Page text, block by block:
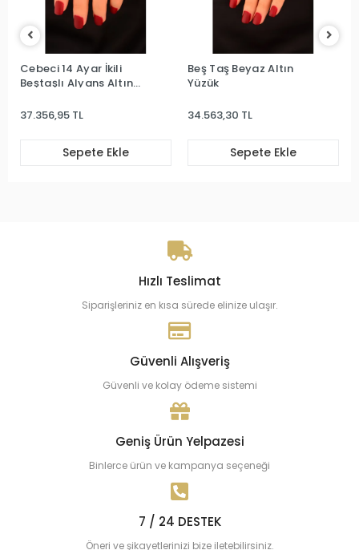
Cebeci 14 Ayar İkili
Beştaşlı Alyans Altın
37.356,95 TL
Sepete Ekle
Beş Taş Beyaz Altın
Yüzük
34.563,30 TL
Sepete Ekle
Hızlı Teslimat
Siparişleriniz en kısa sürede elinize ulaşır.
Güvenli Alışveriş
Güvenli ve kolay ödeme sistemi
Geniş Ürün Yelpazesi
Binlerce ürün ve kampanya seçeneği
7 / 24 DESTEK
Öneri ve şikayetlerinizi bize iletebilirsiniz.